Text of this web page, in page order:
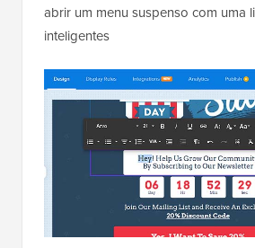
abrir um menu suspenso com uma
inteligentes